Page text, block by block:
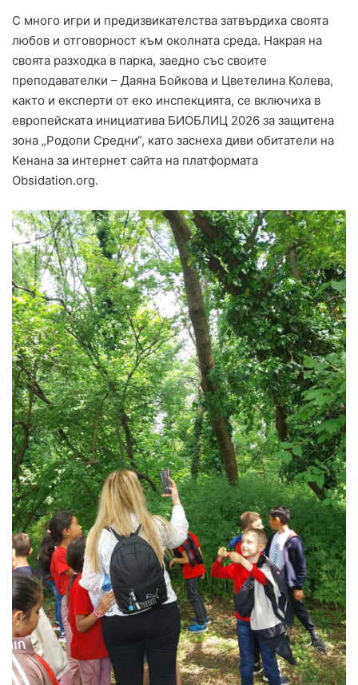
С много игри и предизвикателства затвърдиха своята
любов и отговорност към околната среда. Накрая на
своята разходка в парка, заедно със своите
преподавателки – Даяна Бойкова и Цветелина Колева,
както и експерти от еко инспекцията, се включиха в
европейската инициатива БИОБЛИЦ 2026 за защитена
зона „Родопи Средни“, като заснеха диви обитатели на
Кенана за интернет сайта на платформата
Obsidation.org.